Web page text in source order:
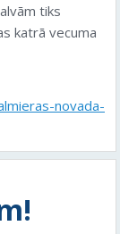
tiks
katrā vecuma
novada-